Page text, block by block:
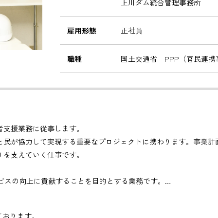
上川ダム統合管理事務所
雇用形態 正社員
職種 国土交通省 PPP（官民連携
援業務に従事します。
が協力して実現する重要なプロジェクトに携わります。事業
支えていく仕事です。
の向上に貢献することを目的とする業務です。
ります。